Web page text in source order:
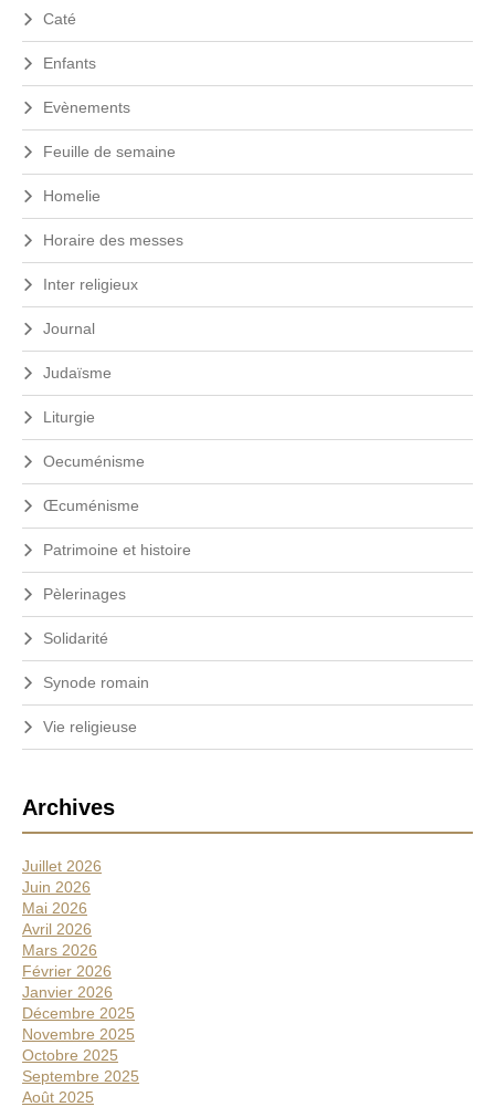
u
8
a
u
1
6
m
r
2
0
5
é
r
a
l
e
Caté
Enfants
Evènements
Feuille de semaine
Homelie
Horaire des messes
Inter religieux
Journal
Judaïsme
Liturgie
Oecuménisme
Œcuménisme
Patrimoine et histoire
Pèlerinages
Solidarité
Synode romain
Vie religieuse
Archives
Juillet 2026
Juin 2026
Mai 2026
Avril 2026
Mars 2026
Février 2026
Janvier 2026
Décembre 2025
Novembre 2025
Octobre 2025
Septembre 2025
Août 2025